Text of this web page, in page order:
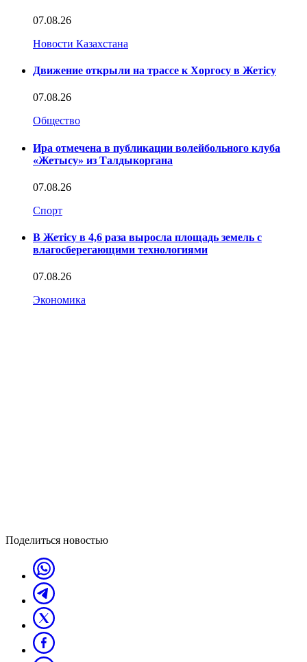
07.08.26
Новости Казахстана
Движение открыли на трассе к Хоргосу в Жетісу
07.08.26
Общество
Ира отмечена в публикации волейбольного клуба
«Жетысу» из Талдыкоргана
07.08.26
Спорт
В Жетісу в 4,6 раза выросла площадь земель с
влагосберегающими технологиями
07.08.26
Экономика
Поделиться новостью